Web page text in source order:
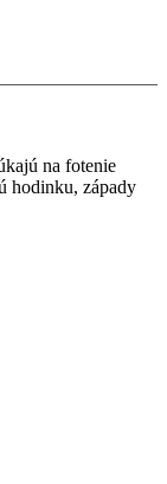
na fotenie
hodinku, západy